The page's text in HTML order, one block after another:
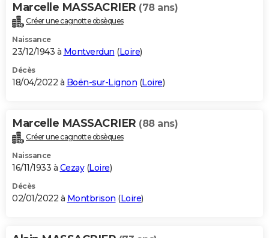
Marcelle MASSACRIER (78 ans)
Créer une cagnotte obsèques
Naissance
23/12/1943 à Montverdun (Loire)
Décès
18/04/2022 à Boën-sur-Lignon (Loire)
Marcelle MASSACRIER (88 ans)
Créer une cagnotte obsèques
Naissance
16/11/1933 à Cezay(Loire)
Décès
02/01/2022 à Montbrison (Loire)